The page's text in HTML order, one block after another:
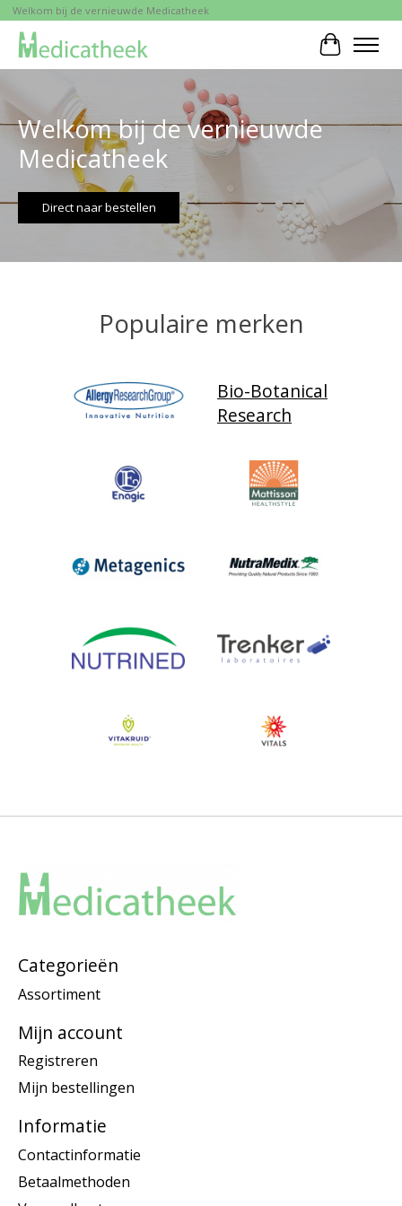
Welkom bij de vernieuwde Medicatheek
Welkom bij de vernieuwde
Medicatheek
Direct naar bestellen
Populaire merken
Bio-Botanical
Research
Categorieën
Assortiment
Mijn account
Registreren
Mijn bestellingen
Informatie
Contactinformatie
Betaalmethoden